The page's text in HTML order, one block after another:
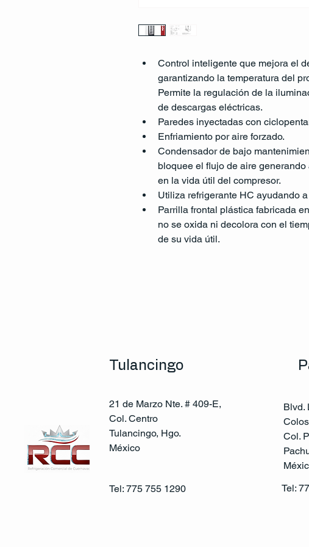
Control inteligente que mejora el
garantizando la temperatura del
Permite la regulación de la
de descargas eléctricas.
Paredes inyectadas con
Enfriamiento por aire forzado.
Condensador de bajo
bloquee el flujo de aire
en la vida útil del compresor.
Utiliza refrigerante HC ayudando
Parrilla frontal plástica fabricada
no se oxida ni decolora con el
de su vida útil.
Tulancingo
21 de Marzo Nte. # 409-E,
Col. Centro
Tulancingo, Hgo.
México
Tel: 775 755 1290
Blvd.
Col.
Tel: